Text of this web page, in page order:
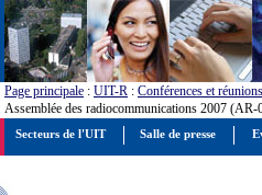
Page principale : UIT-R : Conférences et réunions
Assemblée des radiocommunications 2007 (AR-
Secteurs de l'UIT Salle de presse